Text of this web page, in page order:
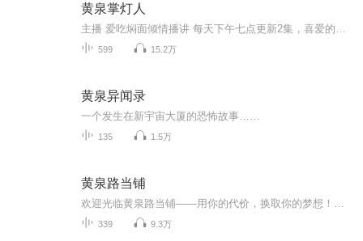
黄泉掌灯人
599 15.2万
黄泉异闻录
一个发生在新宇宙大厦的恐怖故事……
135 1.5万
黄泉路当铺
339 9.3万